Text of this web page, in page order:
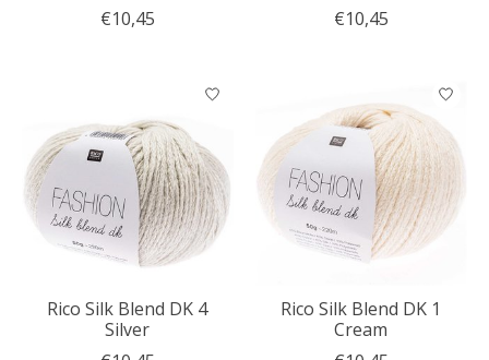
€10,45
€10,45
Rico Silk Blend DK 4
Silver
Rico Silk Blend DK 1
Cream